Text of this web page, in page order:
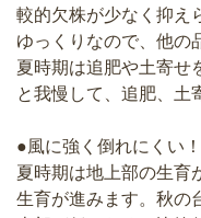
較的欠株が少なく抑え
ゆっくりなので、他の
夏時期は追肥や土寄せ
と我慢して、追肥、土
●風に強く倒れにくい！
夏時期は地上部の生育
生育が進みます。秋の